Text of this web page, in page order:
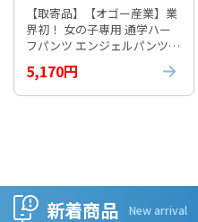
【取寄品】【オゴー産業】業
界初！ 女の子専用 通学ハー
フパンツ エンジェルパンツ
5,170円
新着商品 New arrival